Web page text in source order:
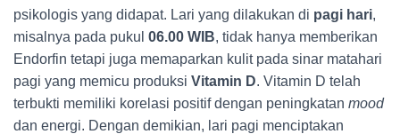
psikologis yang didapat. Lari yang dilakukan di pagi hari,
misalnya pada pukul 06.00 WIB, tidak hanya memberikan
Endorfin tetapi juga memaparkan kulit pada sinar matahari
pagi yang memicu produksi Vitamin D. Vitamin D telah
terbukti memiliki korelasi positif dengan peningkatan mood
dan energi. Dengan demikian, lari pagi menciptakan